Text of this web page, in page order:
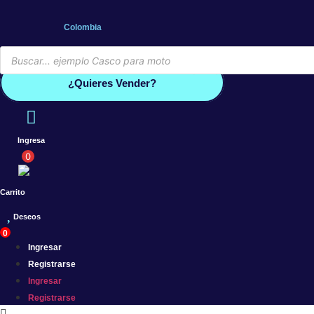
Colombia
Búsqueda
de
productos
¿Quieres Vender?
Ingresa
0
Carrito
Deseos
0
Ingresar
Registrarse
Ingresar
Registrarse